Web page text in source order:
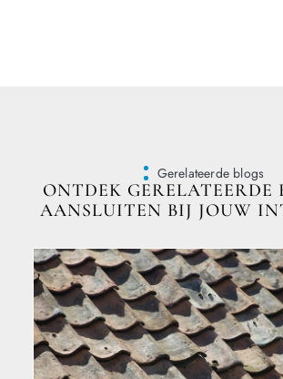
Gerelateerde blogs
ONTDEK GERELATEERDE
AANSLUITEN BIJ JOUW